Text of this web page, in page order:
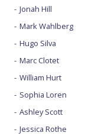
Jonah Hill
Mark Wahlberg
Hugo Silva
Marc Clotet
William Hurt
Sophia Loren
Ashley Scott
Jessica Rothe